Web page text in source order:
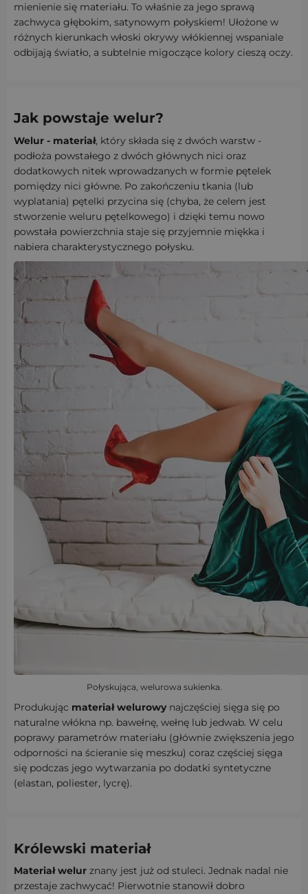
mienienie się materiału. To właśnie za jego sprawą
zachwyca głębokim, satynowym połyskiem! Ułożone w
różnych kierunkach włoski okrywy włókiennej wspaniale
odbijają światło, a subtelnie migoczące kolory cieszą oczy.
Jak powstaje welur?
Welur - materiał, który składa się z dwóch warstw -
podłoża powstałego z dwóch głównych nici oraz
dodatkowych nitek wprowadzanych w formie pętelek
pomiędzy nici główne. Po zakończeniu tkania (lub
wyplatania) pętelki przycina się (chyba, że celem jest
stworzenie weluru pętelkowego) i dzięki temu nowo
powstała powierzchnia staje się przyjemnie miękka i
nabiera charakterystycznego połysku.
Połyskująca, welurowa sukienka.
Produkując materiał welurowy najczęściej sięga się po
naturalne włókna np. bawełnę, wełnę lub jedwab. W celu
poprawy parametrów materiału (głównie zwiększenia jego
odporności na ścieranie się meszku) coraz częściej sięga
się podczas jego wytwarzania po dodatki syntetyczne
(elastan, poliester, lycrę).
Królewski materiał
Materiał welur znany jest już od stuleci. Jednak nadal nie
przestaje zachwycać! Pierwotnie stanowił dobro